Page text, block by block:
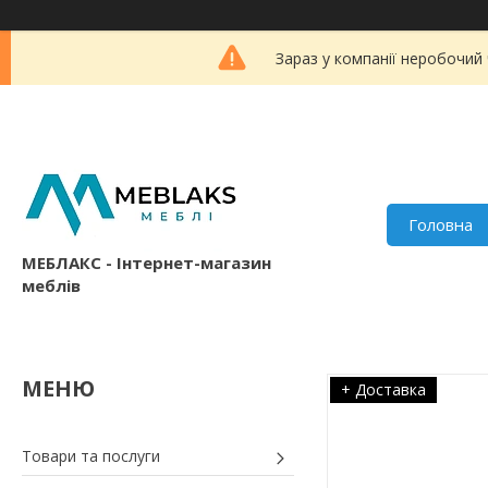
Зараз у компанії
МЕБЛАКС - Інтернет-магазин
меблів
Головна
Товари та послуги
+ Доставка